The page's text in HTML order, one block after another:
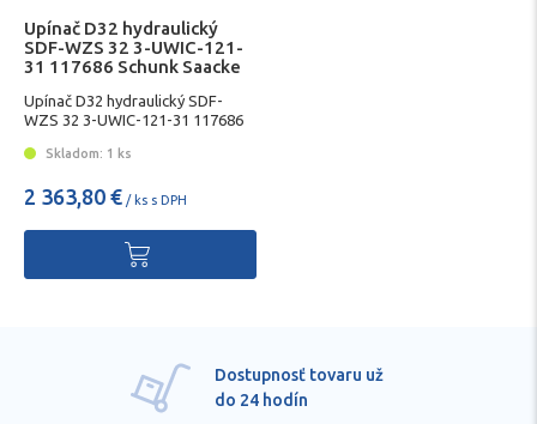
Upínač D32 hydraulický
SDF-WZS 32 3-UWIC-121-
31 117686 Schunk Saacke
Upínač D32 hydraulický SDF-
WZS 32 3-UWIC-121-31 117686
Skladom: 1 ks
2 363,80 € / ks s DPH
Dostupnosť tovaru už
do 24 hodín